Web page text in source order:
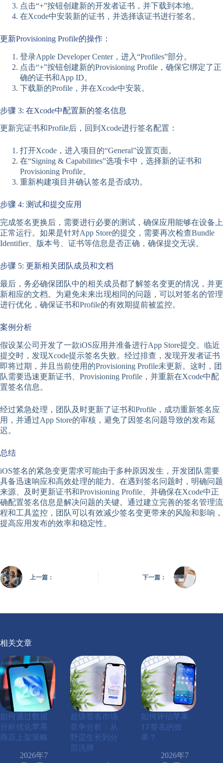
点击“+”按钮创建新的开发者证书，并下载到本地。
在Xcode中安装新的证书，并选择该证书进行签名。
更新Provisioning Profile的操作：
登录Apple Developer Center，进入“Profiles”部分。
点击“+”按钮创建新的Provisioning Profile，确保它绑定了正
确的证书和App ID。
下载新的Profile，并在Xcode中安装。
步骤 3: 在Xcode中配置新的签名信息
更新完证书和Profile后，回到Xcode进行签名配置：
打开Xcode，进入项目的“General”设置页面。
在“Signing & Capabilities”选项卡中，选择新的证书和
Provisioning Profile。
重新构建项目并确认签名是否成功。
步骤 4: 测试和提交应用
完成签名更换后，需要进行必要的测试，确保应用能够在设备上
正常运行。如果是针对App Store的提交，需要再次检查Bundle
Identifier、版本号、证书等信息是否正确，确保提交无误。
步骤 5: 更新相关团队成员和文档
最后，务必确保团队中的相关成员都了解签名变更的情况，并更
新相应的文档。为避免未来出现相同的问题，可以对签名的管理
进行优化，确保证书和Profile的有效期提前被监控。
案例分析
假设某公司开发了一款iOS应用并准备进行App Store提交。临近
提交时，发现Xcode提示签名失败。经过排查，发现开发者证书
即将过期，并且当前使用的Provisioning Profile未更新。这时，团
队需要迅速更新证书、Provisioning Profile，并重新在Xcode中配
置签名信息。
经过紧急处理，团队及时更新了证书和Profile，成功重新签名应
用，并通过App Store的审核，避免了因签名问题导致的发布延
迟。
总结
iOS签名的紧急变更需求可能由于多种原因发生，开发团队需要
具备迅速响应和高效处理的能力。在遇到签名问题时，明确问题
来源、及时更新证书和Provisioning Profile、并确保在Xcode中正
确配置签名信息是解决问题的关键。通过建立完善的签名管理流
程和工具监控，团队可以有效减少签名变更带来的风险和影响，
提高应用发布的效率和稳定性。
上一篇： 下一篇：
相关文章
如何通过数据
分析优化苹果
商店上架策略
2026年7
超级签名市场
竞争分析：从
野蛮生长到分
层洗牌
如何评估苹果
TF签名的效
果？
2026年7